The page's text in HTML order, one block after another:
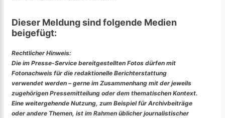
Dieser Meldung sind folgende Medien
beigefügt:
Rechtlicher Hinweis:
Die im Presse-Service bereitgestellten Fotos dürfen mit
Fotonachweis für die redaktionelle Berichterstattung
verwendet werden – gerne im Zusammenhang mit der jeweils
zugehörigen Pressemitteilung oder dem thematischen Kontext.
Eine weitergehende Nutzung, zum Beispiel für Archivbeiträge
oder andere Themen, ist im Rahmen üblicher journalistischer